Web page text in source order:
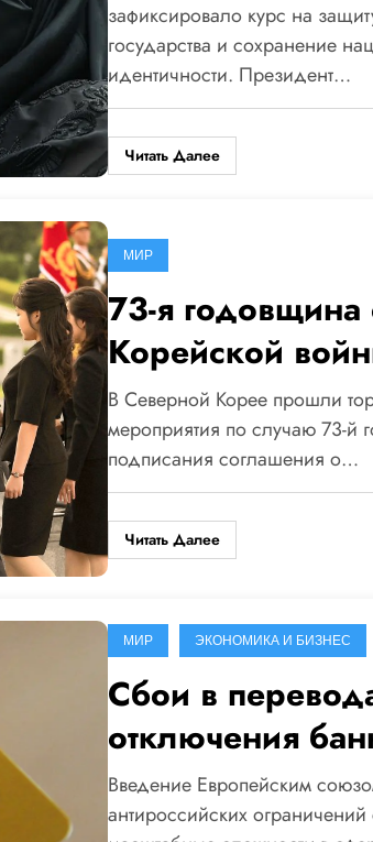
зафиксировало курс на
государства и сохранение
идентичности. Президент…
Читать Далее
МИР
73-я годовщина
Корейской
В Северной Корее прошли
мероприятия по случаю 73-й
подписания соглашения о…
Читать Далее
МИР ЭКОНОМИКА И БИЗНЕС
Сбои в
отключения
Введение Европейским
антироссийских